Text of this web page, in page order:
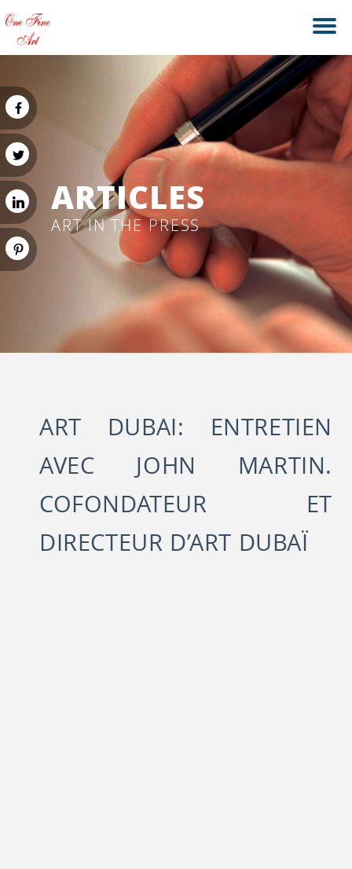
ARTICLES
ART IN THE PRESS
ART DUBAI: ENTRETIEN
AVEC JOHN MARTIN.
COFONDATEUR ET
DIRECTEUR D’ART DUBAÏ